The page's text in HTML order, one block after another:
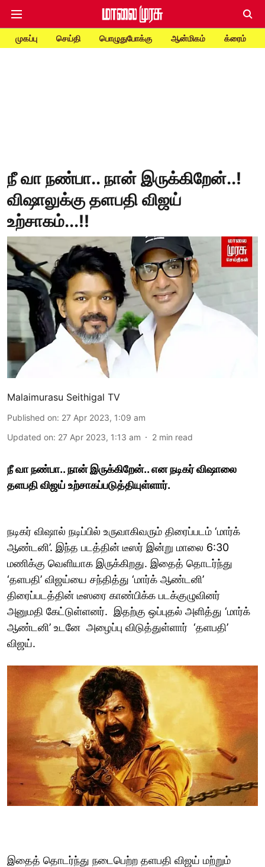
முகப்பு செய்தி பொழுதுபோக்கு ஆன்மிகம் க்ரைம்
நீ வா நண்பா.. நான் இருக்கிறேன்..!
விஷாலுக்கு தளபதி விஜய்
உற்சாகம்...!!
Malaimurasu Seithigal TV
Published on: 27 Apr 2023, 1:09 am
Updated on: 27 Apr 2023, 1:13 am 2 min read
நீ வா நண்பா.. நான் இருக்கிறேன்.. என நடிகர் விஷாலை
தளபதி விஜய் உற்சாகப்படுத்தியுள்ளார்.
நடிகர் விஷால் நடிப்பில் உருவாகிவரும் திரைப்படம் ‘மார்க்
ஆண்டனி’. இந்த படத்தின் டீஸர் இன்று மாலை 6:30
மணிக்கு வெளியாக இருக்கிறது. இதைத் தொடர்ந்து
‘தளபதி’ விஜய்யை சந்தித்து ‘மார்க் ஆண்டனி’
திரைப்படத்தின் டீஸரை காண்பிக்க படக்குழுவினர்
அனுமதி கேட்டுள்ளனர். இதற்கு ஒப்புதல் அளித்து ‘மார்க்
ஆண்டனி’ உடனே அழைப்பு விடுத்துள்ளார் ‘தளபதி’
விஜய்.
இதைத் தொடர்ந்து நடைபெற்ற தளபதி விஜய் மற்றும்